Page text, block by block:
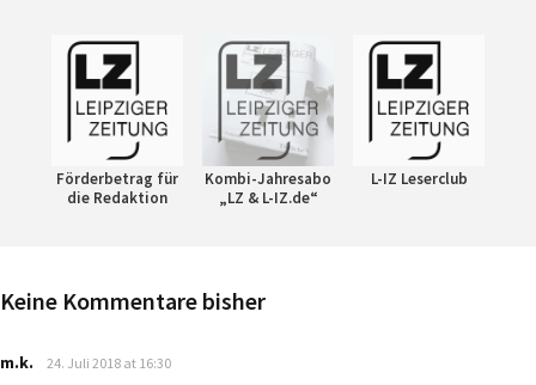
Förderbetrag für
die Redaktion
Kombi-Jahresabo
„LZ & L-IZ.de“
L-IZ Leserclub
Keine Kommentare bisher
m.k. says:
24. Juli 2018 at 16:30